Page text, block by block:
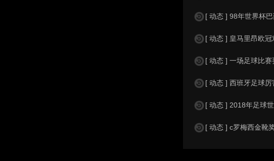
[ 动态 ] 98年世界杯巴西
[ 动态 ] 皇马里昂欧冠对战
[ 动态 ] 一场足球比
[ 动态 ] 西班牙足球厉
[ 动态 ] 2018年足球世界杯
[ 动态 ] c罗梅西金靴奖分别有多